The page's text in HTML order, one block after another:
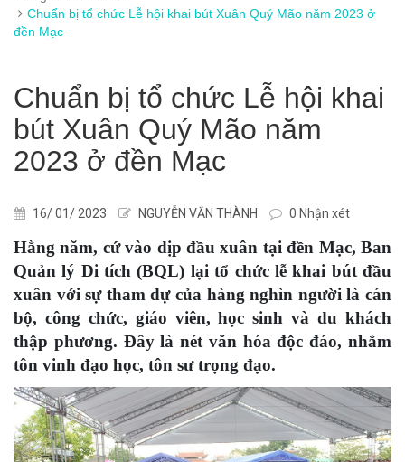
Chuẩn bị tổ chức Lễ hội khai bút Xuân Quý Mão năm 2023 ở
đền Mạc
Chuẩn bị tổ chức Lễ hội khai
bút Xuân Quý Mão năm
2023 ở đền Mạc
16/ 01/ 2023 NGUYỄN VĂN THÀNH 0 Nhận xét
Hằng năm, cứ vào dịp đầu xuân tại đền Mạc, Ban
Quản lý Di tích (BQL) lại tổ chức lễ khai bút đầu
xuân với sự tham dự của hàng nghìn người là cán
bộ, công chức, giáo viên, học sinh và du khách
thập phương. Đây là nét văn hóa độc đáo, nhằm
tôn vinh đạo học, tôn sư trọng đạo.